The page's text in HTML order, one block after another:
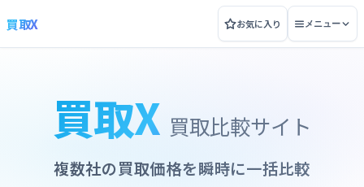
買取X お気に入り メニュー
買取X 買取比較サイト
複数社の買取価格を瞬時に一括比較